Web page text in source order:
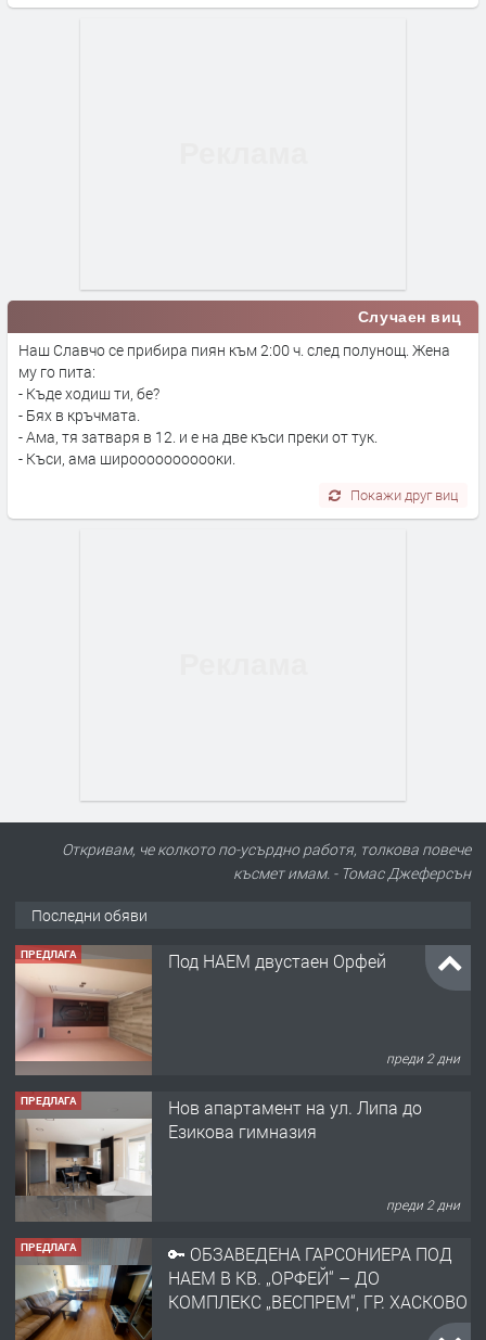
Случаен виц
Наш Славчо се прибира пиян към 2:00 ч. след полунощ. Жена
му го пита:
- Къде ходиш ти, бе?
- Бях в кръчмата.
- Ама, тя затваря в 12. и е на две къси преки от тук.
- Къси, ама широоооооооооки.
Покажи друг виц
Откривам, че колкото по-усърдно работя, толкова повече
късмет имам. - Томас Джеферсън
Последни обяви
ПРЕДЛАГА
Нов апартамент на ул. Липа до
преди 2 дни
ПРЕДЛАГА
🔑 ОБЗАВЕДЕНА ГАРСОНИЕРА ПОД
НАЕМ В КВ. „ОРФЕЙ“ – ДО
преди 3 дни
ПРЕДЛАГА
НАПЪЛНО ОБЗАВЕДЕН И
ОБОРУДВАН ТРИСТАЕН
АПАРТАМЕНТ В ЦЕНТЪРА НА ГР.